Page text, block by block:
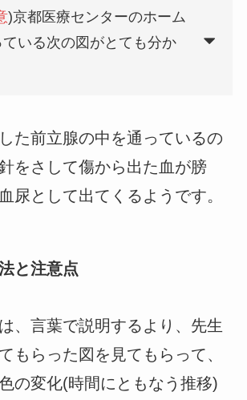
)京都医療センターのホーム
いる次の図がとても分か
た前立腺の中を通っているの
をさして傷から出た血が膀
尿として出てくるようです。
と注意点
、言葉で説明するより、先生
もらった図を見てもらって、
の変化(時間にともなう推移)